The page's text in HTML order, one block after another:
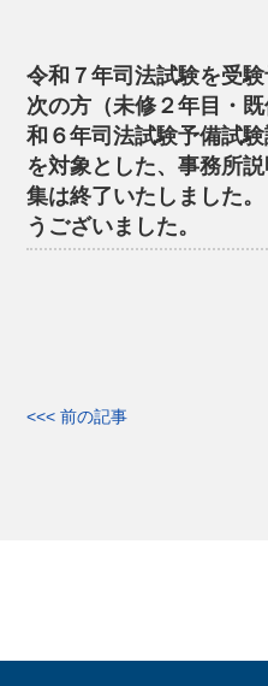
令和７年司法試験を受
次の方（未修２年目・
和６年司法試験予備試
を対象とした、事務所
集は終了いたしました
うございました。
<<< 前の記事